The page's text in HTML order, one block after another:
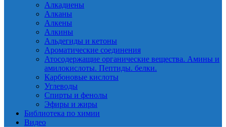
Алкадиены
Алканы
Алкены
Алкины
Альдегиды и кетоны
Ароматические соединения
Атосодержащие органические вещества. Амины и
амилокислоты. Пептиды. белки.
Карбоновые кислоты
Углеводы
Спирты и фенолы
Эфиры и жиры
Библиотека по химии
Видео